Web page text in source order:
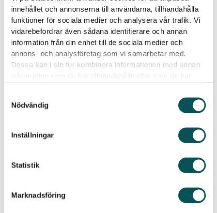
innehållet och annonserna till användarna, tillhandahålla
funktioner för sociala medier och analysera vår trafik. Vi
vidarebefordrar även sådana identifierare och annan
information från din enhet till de sociala medier och
annons- och analysföretag som vi samarbetar med.
Dessa kan i sin tur kombinera informationen med annan
information som du har tillhandahållit eller som de har
Nödvändig
Inställningar
Statistik
Marknadsföring
Vi erbjuder tjänster för såväl privatpersoner som
visningsstädning